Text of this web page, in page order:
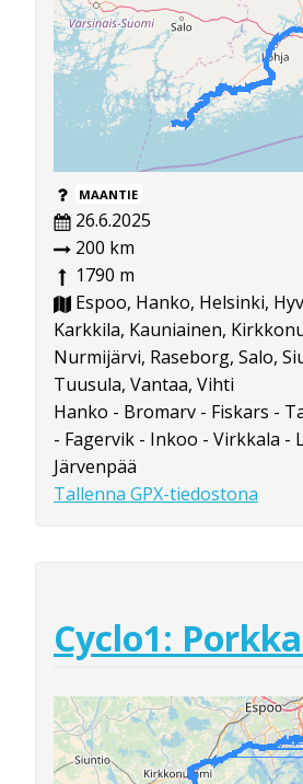
MAANTIE
26.6.2025
200 km
1790 m
Espoo, Hanko, Helsinki,
Karkkila, Kauniainen,
Nurmijärvi, Raseborg, Salo,
Tuusula, Vantaa, Vihti
Hanko - Bromarv - Fiskars -
- Fagervik - Inkoo - Virkkala -
Järvenpää
Tallenna GPX-tiedostona
Cyclo1: